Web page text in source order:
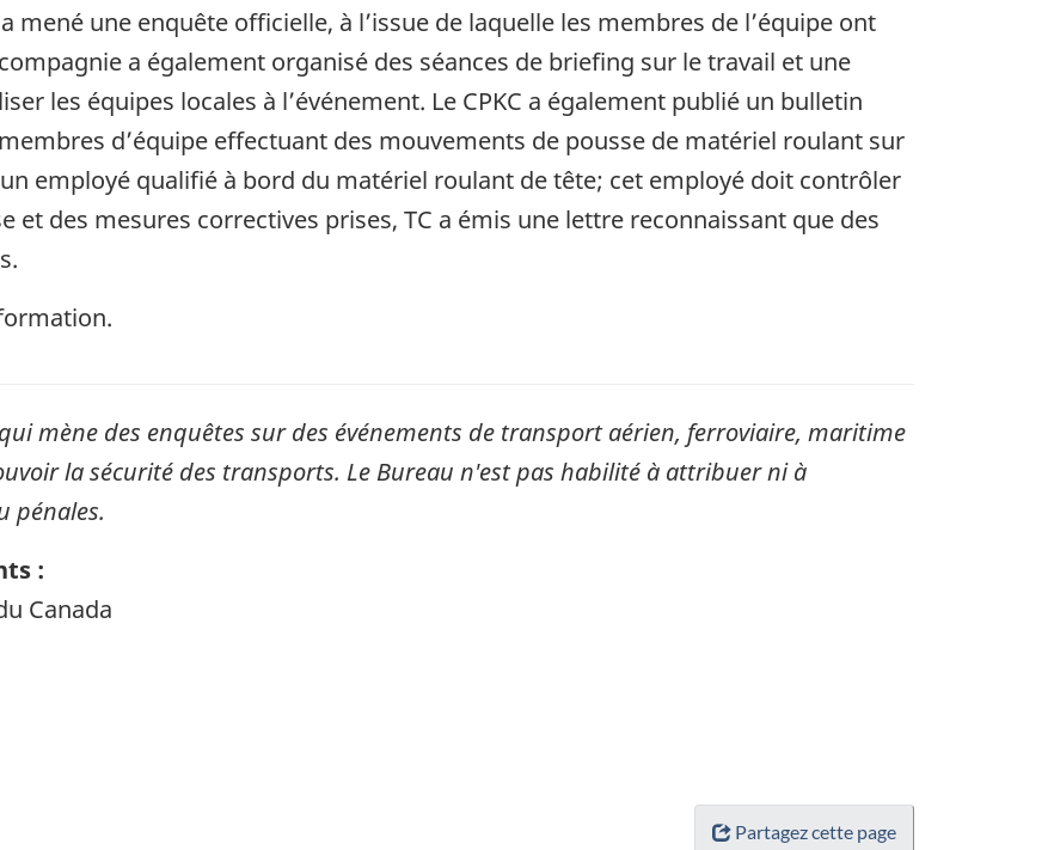
mené une enquête officielle, à l’issue de laquelle les membres de l’équipe ont
a également organisé des séances de briefing sur le travail et une
les équipes locales à l’événement. Le CPKC a également publié un bulletin
d’équipe effectuant des mouvements de pousse de matériel roulant sur
employé qualifié à bord du matériel roulant de tête; cet employé doit contrôler
et des mesures correctives prises, TC a émis une lettre reconnaissant que des
mène des enquêtes sur des événements de transport aérien, ferroviaire, maritime
la sécurité des transports. Le Bureau n'est pas habilité à attribuer ni à
pénales.
:
Canada
Partagez cette page